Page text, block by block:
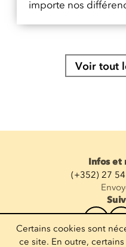
importe nos
Voir tout
Infos et
(+352) 27
Certains cookies sont
ce site. En outre,